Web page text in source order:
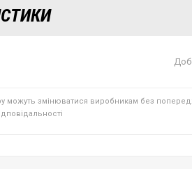
можуть змінюватися виробникам без